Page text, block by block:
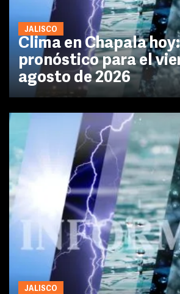
JALISCO
Clima en Chapala
pronóstico para el
agosto de 2026
JALISCO